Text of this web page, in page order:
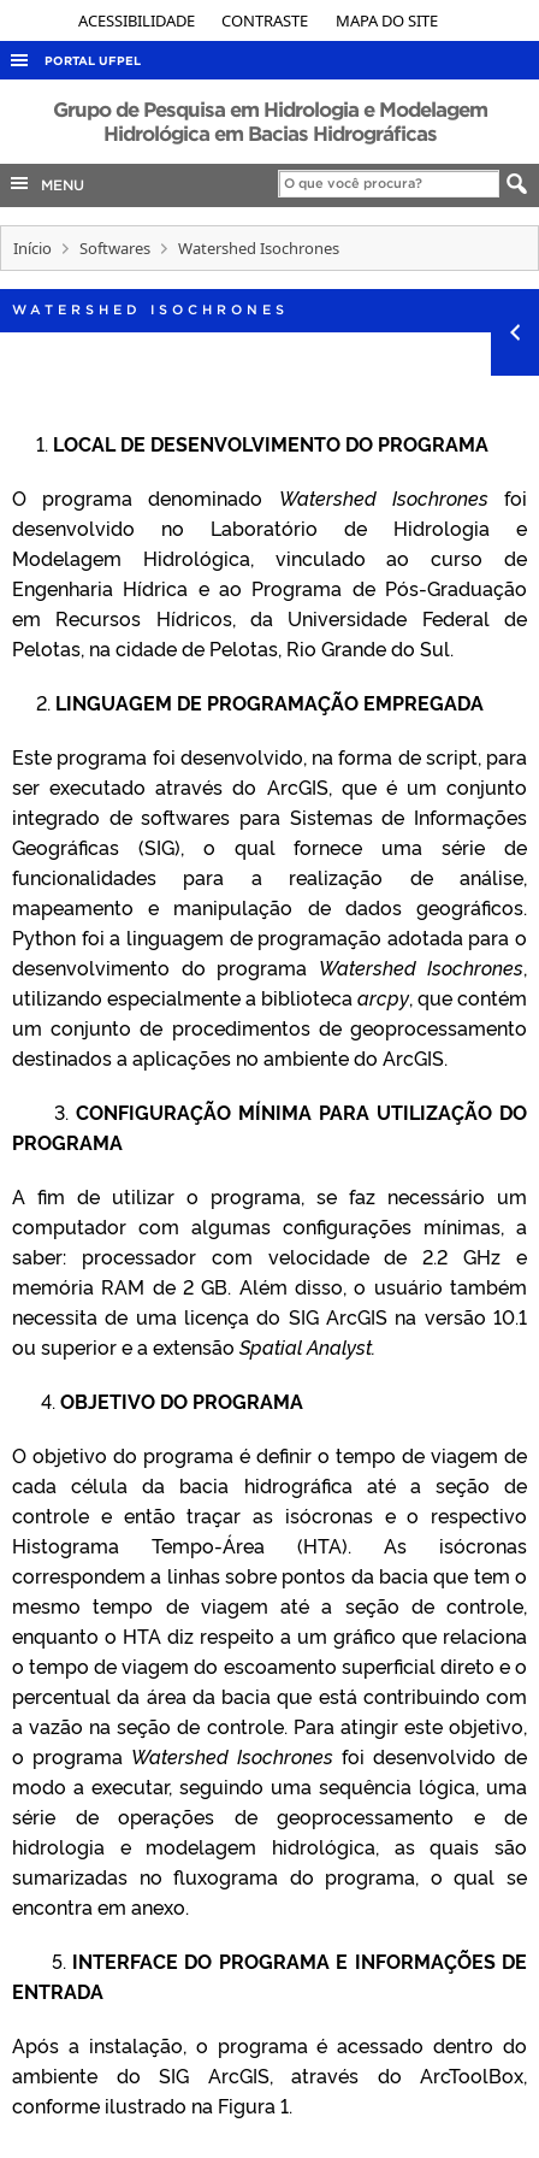
ACESSIBILIDADE CONTRASTE MAPA DO SITE
PORTAL UFPEL
ACESSO À INFORMAÇÃO
AUDITORIA
COBALTO
CONCURSOS
INTERNACIONAL
Grupo de Pesquisa em Hidrologia e Modelagem
Hidrológica em Bacias Hidrográficas
MENU
Início Softwares Watershed Isochrones
WATERSHED ISOCHRONES
1. LOCAL DE DESENVOLVIMENTO DO PROGRAMA
O programa denominado Watershed Isochronesfoi
desenvolvido no Laboratório de Hidrologia e
Modelagem Hidrológica, vinculado ao curso de
Engenharia Hídrica e ao Programa de Pós-Graduação
em Recursos Hídricos, da Universidade Federal de
Pelotas, na cidade de Pelotas, Rio Grande do Sul.
2. LINGUAGEM DE PROGRAMAÇÃO EMPREGADA
Este programa foi desenvolvido, na forma de script, para
ser executado através do ArcGIS, que é um conjunto
integrado de softwares para Sistemas de Informações
Geográficas (SIG), o qual fornece uma série de
funcionalidades para a realização de análise,
mapeamento e manipulação de dados geográficos.
Python foi a linguagem de programação adotada para o
desenvolvimento do programa Watershed Isochrones,
utilizando especialmente a biblioteca arcpy, que contém
um conjunto de procedimentos de geoprocessamento
destinados a aplicações no ambiente do ArcGIS.
3. CONFIGURAÇÃO MÍNIMA PARA UTILIZAÇÃO DO
PROGRAMA
A fim de utilizar o programa, se faz necessário um
computador com algumas configurações mínimas, a
saber: processador com velocidade de 2.2 GHz e
memória RAM de 2 GB. Além disso, o usuário também
necessita de uma licença do SIG ArcGIS na versão 10.1
ou superior e a extensão Spatial Analyst.
4. OBJETIVO DO PROGRAMA
O objetivo do programa é definir o tempo de viagem de
cada célula da bacia hidrográfica até a seção de
controle e então traçar as isócronas e o respectivo
Histograma Tempo-Área (HTA). As isócronas
correspondem a linhas sobre pontos da bacia que tem o
mesmo tempo de viagem até a seção de controle,
enquanto o HTA diz respeito a um gráfico que relaciona
o tempo de viagem do escoamento superficial direto e o
percentual da área da bacia que está contribuindo com
a vazão na seção de controle. Para atingir este objetivo,
o programa Watershed Isochrones foi desenvolvido de
modo a executar, seguindo uma sequência lógica, uma
série de operações de geoprocessamento e de
hidrologia e modelagem hidrológica, as quais são
sumarizadas no fluxograma do programa, o qual se
encontra em anexo.
5. INTERFACE DO PROGRAMA E INFORMAÇÕES DE
ENTRADA
Após a instalação, o programa é acessado dentro do
ambiente do SIG ArcGIS, através do ArcToolBox,
conforme ilustrado na Figura 1.